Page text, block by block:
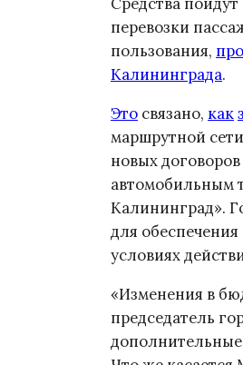
перевозки
пользования,
Калининграда.
Это связано, как
маршрутной сети
новых
автомобильным
Калининград».
для
условиях
«Изменения в
председатель
дополнительные